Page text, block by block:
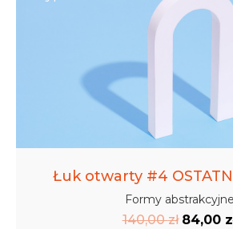
Łuk otwarty #4
Formy abstrakcyjne
140,00zł 84,00